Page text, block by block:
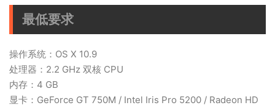
最低要求
操作系统：OS X 10.9
处理器：2.2 GHz 双核 CPU
内存：4 GB
显卡：GeForce GT 750M / Intel Iris Pro 5200 / Radeon HD